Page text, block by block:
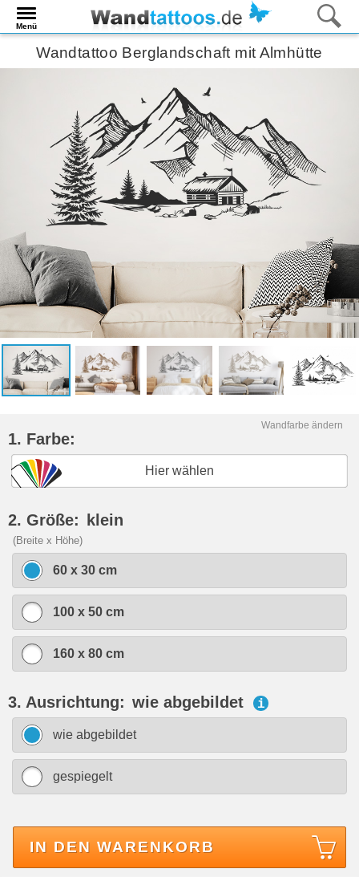
Menü
Wandtattoo Berglandschaft mit Almhütte
Wandfarbe ändern
1. Farbe:
Hier wählen
2. Größe: klein
(Breite x Höhe)
60 x 30 cm
100 x 50 cm
160 x 80 cm
3. Ausrichtung: wie abgebildet i
wie abgebildet
gespiegelt
IN DEN WARENKORB